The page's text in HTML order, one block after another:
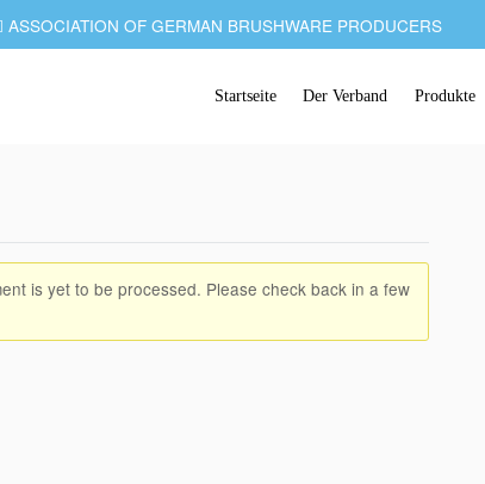
ASSOCIATION OF GERMAN BRUSHWARE PRODUCERS
Startseite Der Verband Produkte
is yet to be processed. Please check back in a few